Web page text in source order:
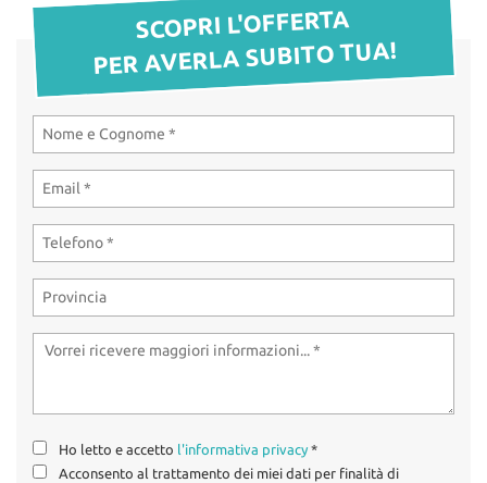
AUTO
HOME
OFFERTE OPEL
OFFERTE SUZUKI
USATO / KM0 /
AZIENDALI
OFFICINA
CONTATTI
SCOPRI L'OFFERTA
PER AVERLA SUBITO TUA!
Ho letto e accetto l'informativa privacy *
Acconsento al trattamento dei miei dati per finalità di
le
tue
scelte
in
qualsiasi
momento.
Cookie necessari
Cookie delle preferenze
Cookie analitici